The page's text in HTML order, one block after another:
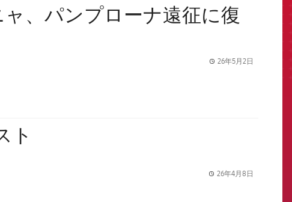
、パンプローナ遠征に復
26年5月2日
ト
26年4月8日